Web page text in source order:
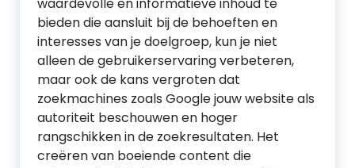
bieden die aansluit bij de behoeften en
interesses van je doelgroep, kun je niet
alleen de gebruikerservaring verbeteren,
maar ook de kans vergroten dat
zoekmachines zoals Google jouw website als
autoriteit beschouwen en hoger
rangschikken in de zoekresultaten. Het
creëren van boeiende content die